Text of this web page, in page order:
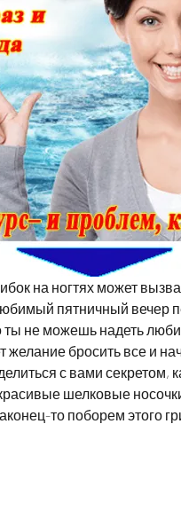
на ногтях может
пятничный вечер
ты не можешь надеть
желание бросить все и
с вами секретом,
шелковые
то поборем этого